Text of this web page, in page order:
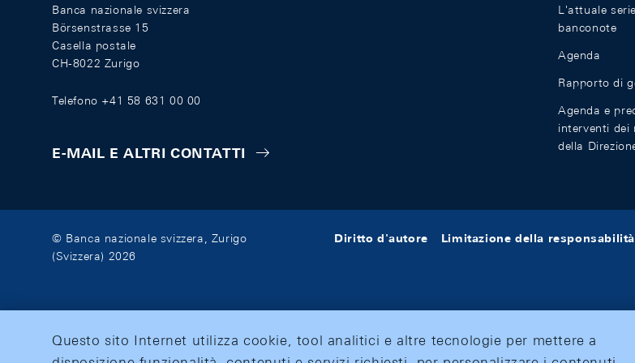
Banca nazionale svizzera
Börsenstrasse 15
Casella postale
CH-8022 Zurigo
Telefono +41 58 631 00 00
E-MAIL E ALTRI CONTATTI
L'attuale
banconote
Agenda
Rapporto di
Agenda e
interventi dei
della
© Banca nazionale svizzera, Zurigo
(Svizzera) 2026
Diritto d'autore Limitazione della responsabilità
Questo sito Internet utilizza cookie, tool analitici e altre tecnologie per mettere a